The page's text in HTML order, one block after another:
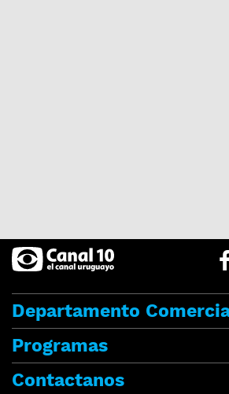
Departamento
Programas
Contactanos